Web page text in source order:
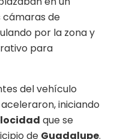
cámaras de
por la zona y
para
del vehículo
iniciando
que se
de Guadalupe.